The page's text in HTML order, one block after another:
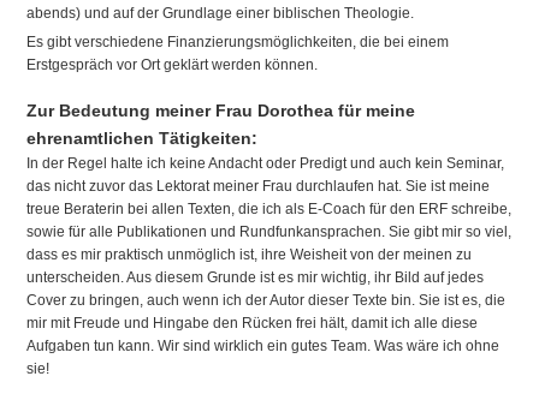
abends) und auf der Grundlage einer biblischen Theologie.
Es gibt verschiedene Finanzierungsmöglichkeiten, die bei einem
Erstgespräch vor Ort geklärt werden können.
Zur Bedeutung meiner Frau Dorothea für meine
ehrenamtlichen Tätigkeiten:
In der Regel halte ich keine Andacht oder Predigt und auch kein Seminar,
das nicht zuvor das Lektorat meiner Frau durchlaufen hat. Sie ist meine
treue Beraterin bei allen Texten, die ich als E-Coach für den ERF schreibe,
sowie für alle Publikationen und Rundfunkansprachen. Sie gibt mir so viel,
dass es mir praktisch unmöglich ist, ihre Weisheit von der meinen zu
unterscheiden. Aus diesem Grunde ist es mir wichtig, ihr Bild auf jedes
Cover zu bringen, auch wenn ich der Autor dieser Texte bin. Sie ist es, die
mir mit Freude und Hingabe den Rücken frei hält, damit ich alle diese
Aufgaben tun kann. Wir sind wirklich ein gutes Team. Was wäre ich ohne
sie!